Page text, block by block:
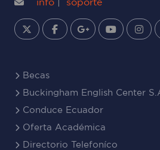
Becas
Buckingham English Center
Conduce Ecuador
Oferta Académica
Directorio Telefoníco